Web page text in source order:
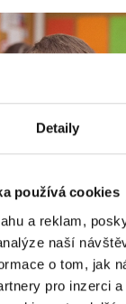
Detaily
používá cookies
a reklam,
naší
o tom, jak
pro inzerci a